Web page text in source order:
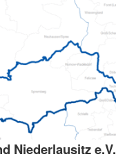
Niederlausitz e.V.